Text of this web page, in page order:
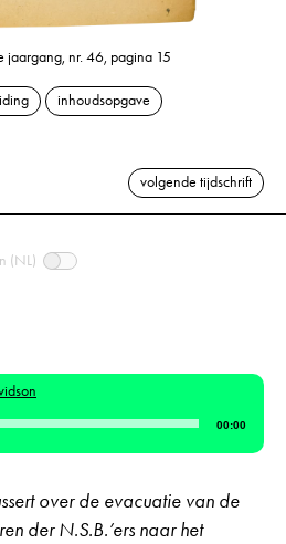
jaargang, nr. 46, pagina 15
inhoudsopgave
volgende tijdschrift
(NL)
00:00
over de evacuatie van de
der N.S.B.’ers naar het